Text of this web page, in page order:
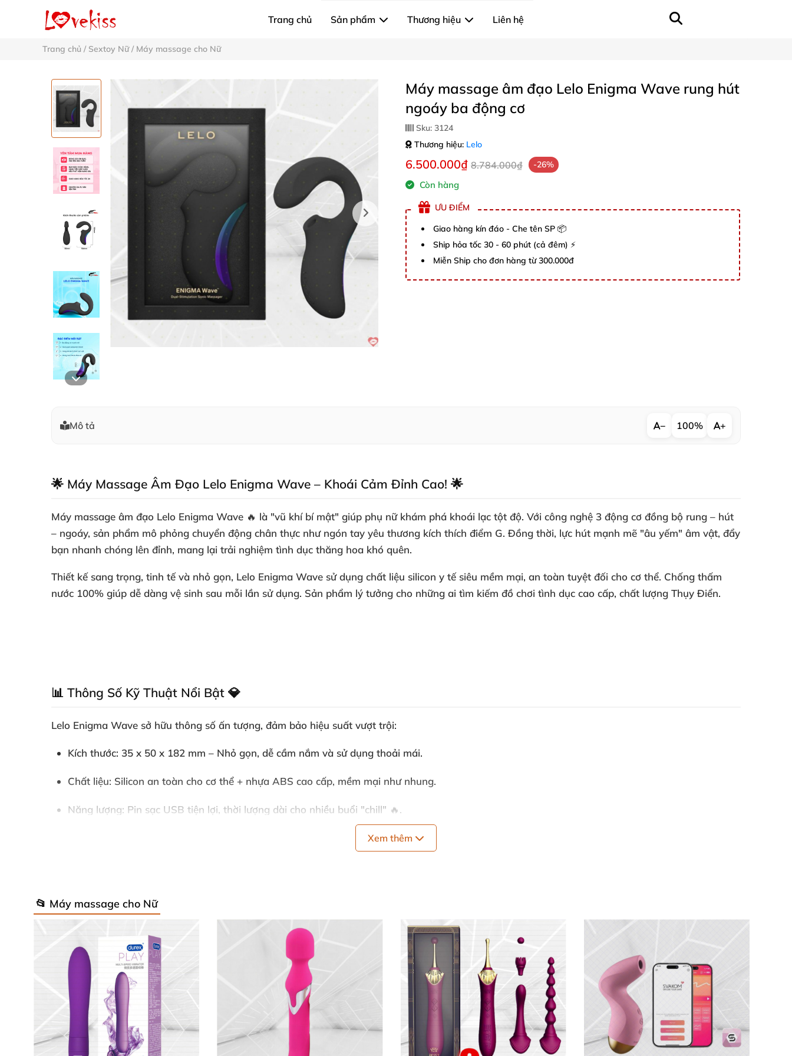
Trang chủ Sản phẩm Thương hiệu Liên hệ
Trang chủ / Sextoy Nữ/ Máy massage cho Nữ
Máy massage âm đạo Lelo Enigma Wave rung hút
ngoáy ba động cơ
Sku: 3124
Thương hiệu: Lelo
6.500.000₫ 8.784.000₫ -26%
Còn hàng
ƯU ĐIỂM
Giao hàng kín đáo - Che tên SP 📦
Ship hỏa tốc 30 - 60 phút (cả đêm) ⚡
Miễn Ship cho đơn hàng từ 300.000đ
Mô tả − 100% +
🌟 Máy Massage Âm Đạo Lelo Enigma Wave – Khoái Cảm Đỉnh Cao! 🌟
Máy massage âm đạo Lelo Enigma Wave 🔥 là "vũ khí bí mật" giúp phụ nữ khám phá khoái lạc tột độ. Với công nghệ 3 động cơ đồng bộ rung – hút
– ngoáy, sản phẩm mô phỏng chuyển động chân thực như ngón tay yêu thương kích thích điểm G. Đồng thời, lực hút mạnh mẽ "âu yếm" âm vật, đẩy
bạn nhanh chóng lên đỉnh, mang lại trải nghiệm tình dục thăng hoa khó quên.
Thiết kế sang trọng, tinh tế và nhỏ gọn, Lelo Enigma Wave sử dụng chất liệu silicon y tế siêu mềm mại, an toàn tuyệt đối cho cơ thể. Chống thấm
nước 100% giúp dễ dàng vệ sinh sau mỗi lần sử dụng. Sản phẩm lý tưởng cho những ai tìm kiếm đồ chơi tình dục cao cấp, chất lượng Thụy Điển.
📊 Thông Số Kỹ Thuật Nổi Bật 💎
Lelo Enigma Wave sở hữu thông số ấn tượng, đảm bảo hiệu suất vượt trội:
Kích thước: 35 x 50 x 182 mm – Nhỏ gọn, dễ cầm nắm và sử dụng thoải mái.
Chất liệu: Silicon an toàn cho cơ thể + nhựa ABS cao cấp, mềm mại như nhung.
Năng lượng: Pin sạc USB tiện lợi, thời lượng dài cho nhiều buổi "chill" 🔥.
: 3 động cơ rung – hút – ngoáy đồng bộ, chống thấm nước IPX7.
Những thông số này làm nên sức hút của máy massage điểm G Lelo, giúp bạn tự tin tận hưởng mọi lúc mọi nơi.
🚀 Hướng Dẫn Sử Dụng Đơn Giản & An Toàn 🛡️
Vệ sinh máy bằng nước muối hoặc cồn y tế trước lần đầu. Khởi động và chọn chế độ rung yêu thích nhất từ 8 mức độ đa dạng. Mơn trớn điểm nhạy
cảm hoặc âm đạo để cảm nhận sóng khoái cảm lan tỏa. Sau sử dụng, rửa sạch và để khô – siêu dễ dàng nhờ thiết kế chống nước!
Sản phẩm từ thương hiệu Lelo danh tiếng, cam kết chất lượng premium. Không chỉ là đồ chơi rung hút âm vật, đây là người bạn đồng hành cho đời
Xem thêm
📂 Máy massage cho Nữ